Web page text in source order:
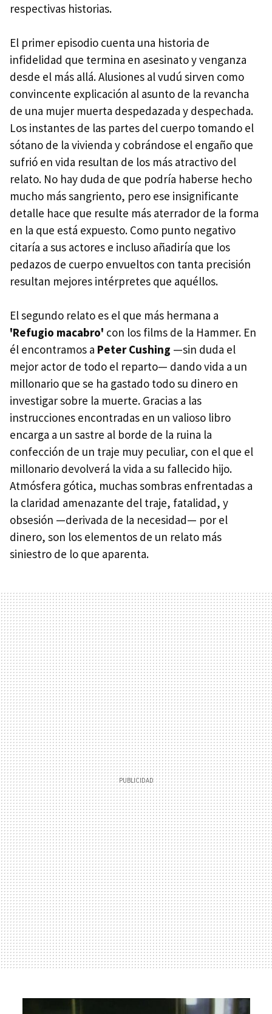
respectivas historias.
El primer episodio cuenta una historia de
infidelidad que termina en asesinato y venganza
desde el más allá. Alusiones al vudú sirven como
convincente explicación al asunto de la revancha
de una mujer muerta despedazada y despechada.
Los instantes de las partes del cuerpo tomando el
sótano de la vivienda y cobrándose el engaño que
sufrió en vida resultan de los más atractivo del
relato. No hay duda de que podría haberse hecho
mucho más sangriento, pero ese insignificante
detalle hace que resulte más aterrador de la forma
en la que está expuesto. Como punto negativo
citaría a sus actores e incluso añadiría que los
pedazos de cuerpo envueltos con tanta precisión
resultan mejores intérpretes que aquéllos.
El segundo relato es el que más hermana a
'Refugio macabro' con los films de la Hammer. En
él encontramos a Peter Cushing —sin duda el
mejor actor de todo el reparto— dando vida a un
millonario que se ha gastado todo su dinero en
investigar sobre la muerte. Gracias a las
instrucciones encontradas en un valioso libro
encarga a un sastre al borde de la ruina la
confección de un traje muy peculiar, con el que el
millonario devolverá la vida a su fallecido hijo.
Atmósfera gótica, muchas sombras enfrentadas a
la claridad amenazante del traje, fatalidad, y
obsesión —derivada de la necesidad— por el
dinero, son los elementos de un relato más
siniestro de lo que aparenta.